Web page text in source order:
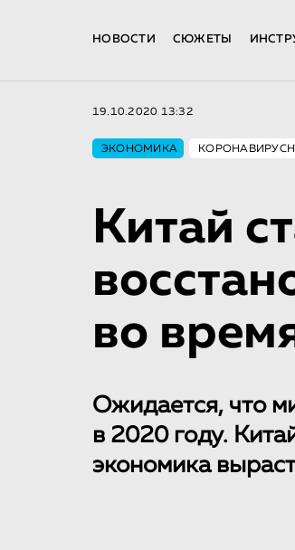
НОВОСТИ СЮЖЕТЫ
19.10.2020 13:32
ЭКОНОМИКА
Китай
во
Ожидается, что
в 2020 году.
экономика